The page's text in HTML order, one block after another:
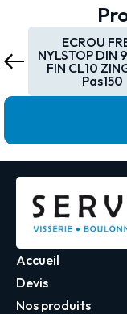
ECROU
NYLSTOP DIN
FIN CL10
Pas150
Accueil
Devis
Nos produits